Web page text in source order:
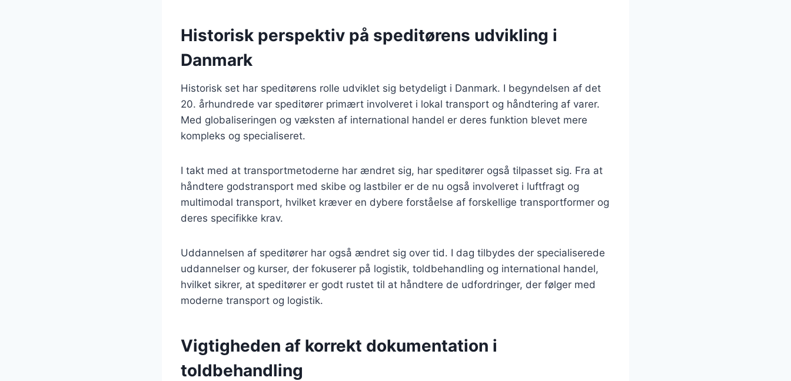
Historisk perspektiv på speditørens udvikling i
Danmark
Historisk set har speditørens rolle udviklet sig betydeligt i Danmark. I begyndelsen af det
20. århundrede var speditører primært involveret i lokal transport og håndtering af varer.
Med globaliseringen og væksten af international handel er deres funktion blevet mere
kompleks og specialiseret.
I takt med at transportmetoderne har ændret sig, har speditører også tilpasset sig. Fra at
håndtere godstransport med skibe og lastbiler er de nu også involveret i luftfragt og
multimodal transport, hvilket kræver en dybere forståelse af forskellige transportformer og
deres specifikke krav.
Uddannelsen af speditører har også ændret sig over tid. I dag tilbydes der specialiserede
uddannelser og kurser, der fokuserer på logistik, toldbehandling og international handel,
hvilket sikrer, at speditører er godt rustet til at håndtere de udfordringer, der følger med
moderne transport og logistik.
Vigtigheden af korrekt dokumentation i
toldbehandling